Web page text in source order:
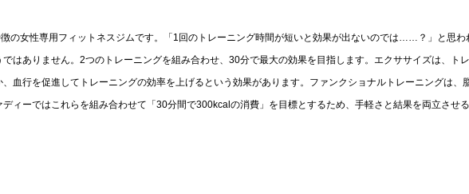
の女性専用フィットネスジムです。「1回のトレーニング時間が短いと効果が出ないのでは……？」と思わ
はありません。2つのトレーニングを組み合わせ、30分で最大の効果を目指します。エクササイズは、ト
血行を促進してトレーニングの効率を上げるという効果があります。ファンクショナルトレーニングは、
ィーではこれらを組み合わせて「30分間で300kcalの消費」を目標とするため、手軽さと結果を両立させ